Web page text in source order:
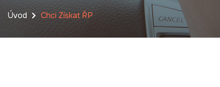
Úvod Chci Získat ŘP